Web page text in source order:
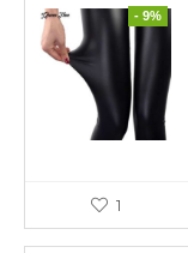
- 9%
1